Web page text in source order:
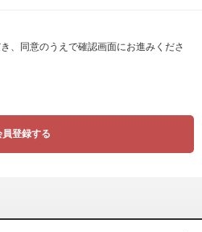
、同意のうえで確認画面にお進みくださ